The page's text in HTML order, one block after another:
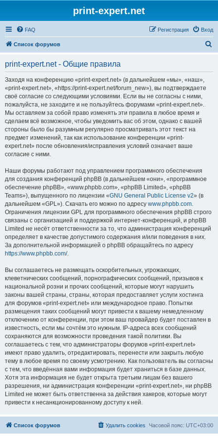
print-expert.net
FAQ Вход
Регистрация
Список форумов
print-expert.net - Общие правила
Заходя на конференцию «print-expert.net» (в дальнейшем «мы», «наш»,
«print-expert.net», «https://print-expert.net/forum_new»), вы подтверждаете
своё согласие со следующими условиями. Если вы не согласны с ними,
пожалуйста, не заходите и не пользуйтесь форумами «print-expert.net».
Мы оставляем за собой право изменять эти правила в любое время и
сделаем всё возможное, чтобы уведомить вас об этом, однако с вашей
стороны было бы разумным регулярно просматривать этот текст на
предмет изменений, так как использование конференции «print-
expert.net» после обновления/исправления условий означает ваше
согласие с ними.
Наши форумы работают под управлением программного обеспечения
для создания конференций phpBB (в дальнейшем «они», «программное
обеспечение phpBB», «www.phpbb.com», «phpBB Limited», «phpBB
Teams»), выпущенного по лицензии «GNU General Public License v2» (в
дальнейшем «GPL»). Скачать его можно по адресу www.phpbb.com.
Ограничения лицензии GPL для программного обеспечения phpBB строго
связаны с организацией и поддержкой интернет-конференций, и phpBB
Limited не несёт ответственности за то, что администрация конференций
определяет в качестве допустимого содержания и/или поведения в них.
За дополнительной информацией о phpBB обращайтесь по адресу
https://www.phpbb.com/.
Вы соглашаетесь не размещать оскорбительных, угрожающих,
клеветнических сообщений, порнографических сообщений, призывов к
национальной розни и прочих сообщений, которые могут нарушить
законы вашей страны, страны, которая предоставляет услуги хостинга
для форумов «print-expert.net» или международное право. Попытки
размещения таких сообщений могут привести к вашему немедленному
отключению от конференции, при этом ваш провайдер будет поставлен в
известность, если мы сочтём это нужным. IP-адреса всех сообщений
сохраняются для возможности проведения такой политики. Вы
соглашаетесь с тем, что администраторы форумов «print-expert.net»
имеют право удалить, отредактировать, перенести или закрыть любую
тему в любое время по своему усмотрению. Как пользователь вы согласны
с тем, что введённая вами информация будет храниться в базе данных.
Хотя эта информация не будет открыта третьим лицам без вашего
разрешения, ни администрация конференции «print-expert.net», ни phpBB
Limited не может быть ответственна за действия хакеров, которые могут
привести к несанкционированному доступу к ней.
Список форумов Часовой пояс: UTC+03:00
Удалить cookies